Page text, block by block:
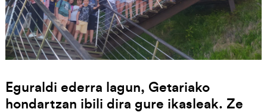
Eguraldi ederra lagun, Getariako
hondartzan ibili dira gure ikasleak. Ze